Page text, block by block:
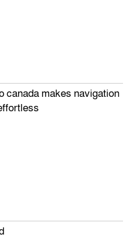
canada makes navigation